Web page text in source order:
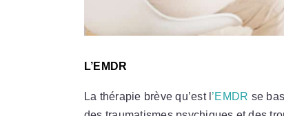
L’EMDR
La thérapie brève qu’est l ’EMDR se